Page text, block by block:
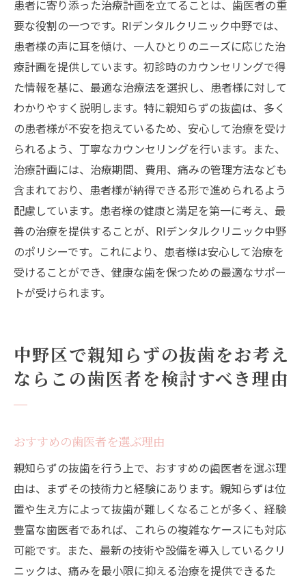
患者に寄り添った治療計画を立てることは、歯医者の重
要な役割の一つです。RIデンタルクリニック中野では、
患者様の声に耳を傾け、一人ひとりのニーズに応じた治
療計画を提供しています。初診時のカウンセリングで得
た情報を基に、最適な治療法を選択し、患者様に対して
わかりやすく説明します。特に親知らずの抜歯は、多く
の患者様が不安を抱えているため、安心して治療を受け
られるよう、丁寧なカウンセリングを行います。また、
治療計画には、治療期間、費用、痛みの管理方法なども
含まれており、患者様が納得できる形で進められるよう
配慮しています。患者様の健康と満足を第一に考え、最
善の治療を提供することが、RIデンタルクリニック中野
のポリシーです。これにより、患者様は安心して治療を
受けることができ、健康な歯を保つための最適なサポー
トが受けられます。
中野区で親知らずの抜歯をお考え
ならこの歯医者を検討すべき理由
おすすめの歯医者を選ぶ理由
親知らずの抜歯を行う上で、おすすめの歯医者を選ぶ理
由は、まずその技術力と経験にあります。親知らずは位
置や生え方によって抜歯が難しくなることが多く、経験
豊富な歯医者であれば、これらの複雑なケースにも対応
可能です。また、最新の技術や設備を導入しているクリ
ニックは、痛みを最小限に抑える治療を提供できるた